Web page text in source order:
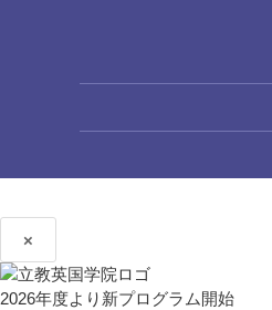
×
2026年度より新プログラム開始